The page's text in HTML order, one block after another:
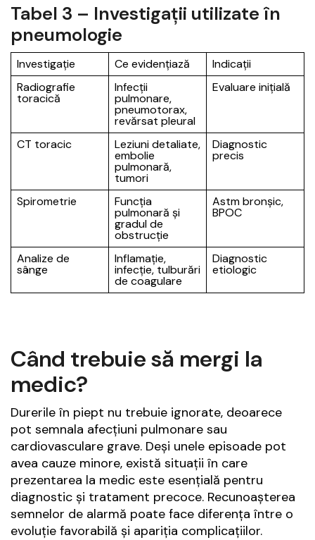
Tabel 3 – Investigații utilizate în
pneumologie
Investigație Ce evidențiază
Indicații
Radiografie
toracică
Infecții
pulmonare,
pneumotorax,
revărsat pleural
Evaluare inițială
CT toracic Leziuni detaliate,
embolie
pulmonară,
tumori
Diagnostic
precis
Spirometrie Funcția
pulmonară și
gradul de
obstrucție
Astm bronșic,
BPOC
Analize de
sânge
Inflamație,
infecție, tulburări
de coagulare
Diagnostic
etiologic
Când trebuie să mergi la
medic?
Durerile în piept nu trebuie ignorate, deoarece
pot semnala afecțiuni pulmonare sau
cardiovasculare grave. Deși unele episoade pot
avea cauze minore, există situații în care
prezentarea la medic este esențială pentru
diagnostic și tratament precoce. Recunoașterea
semnelor de alarmă poate face diferența între o
evoluție favorabilă și apariția complicațiilor.